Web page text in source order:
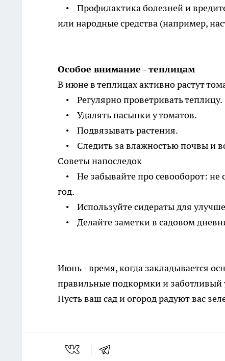
• Профилактика болезней и
или народные средства (например,
Особое внимание - теплицам
В июне в теплицах активно растут
• Регулярно проветривать теплицу.
• Удалять пасынки у томатов.
• Подвязывать растения.
• Следить за влажностью почвы и
Советы напоследок
• Не забывайте про севооборот: не
год.
• Используйте сидераты для
• Делайте заметки в садовом
Июнь - время, когда закладывается
правильные подкормки и заботливый
Пусть ваш сад и огород радуют вас